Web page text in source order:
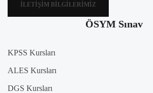
İLETIŞIM BILGILERIMIZ
ÖSYM Sınav
KPSS Kursları
ALES Kursları
DGS Kursları